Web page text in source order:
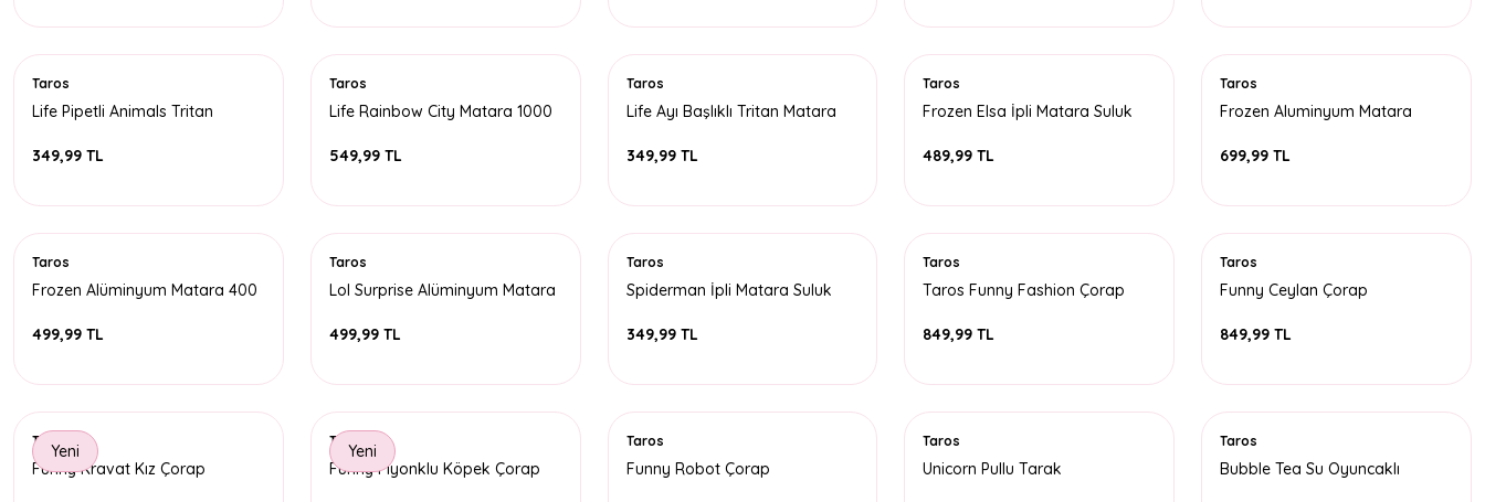
Taros
Life Pipetli Animals Tritan
349,99 TL
Taros
Life Rainbow City Matara 1000
549,99 TL
Taros
Life Ayı Başlıklı Tritan Matara
349,99 TL
Taros
Frozen Elsa İpli Matara Suluk
489,99 TL
Taros
Frozen Aluminyum Matara
699,99 TL
Taros
Frozen Alüminyum Matara 400
499,99 TL
Taros
Lol Surprise Alüminyum Matara
499,99 TL
Taros
Spiderman İpli Matara Suluk
349,99 TL
Taros
Taros Funny Fashion Çorap
849,99 TL
Taros
Funny Ceylan Çorap
849,99 TL
Yeni
Taros
Funny Kravat Kız Çorap
Yeni
Taros
Funny Fiyonklu Köpek Çorap
Taros
Funny Robot Çorap
Taros
Unicorn Pullu Tarak
Taros
Bubble Tea Su Oyuncaklı